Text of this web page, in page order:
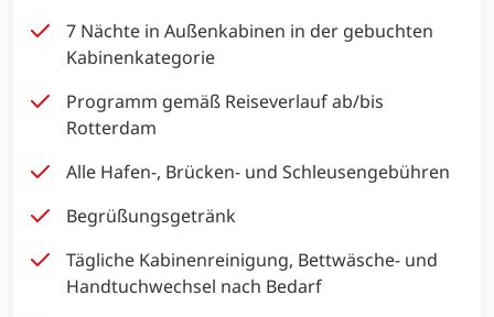
7 Nächte in Außenkabinen in der gebuchten
Kabinenkategorie
Programm gemäß Reiseverlauf ab/bis
Rotterdam
Alle Hafen-, Brücken- und Schleusengebühren
Begrüßungsgetränk
Tägliche Kabinenreinigung, Bettwäsche- und
Handtuchwechsel nach Bedarf